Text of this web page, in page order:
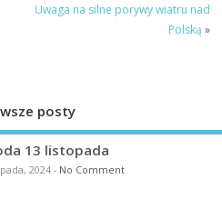
Uwaga na silne porywy wiatru nad
Polską »
posty
13 listopada
2024- No Comment